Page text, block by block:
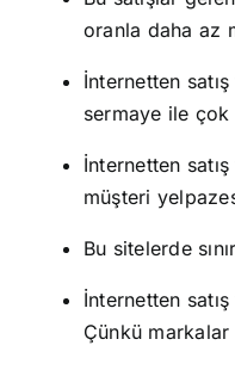
oranla daha az
İnternetten
sermaye ile
İnternetten
müşteri
Bu sitelerde
İnternetten
Çünkü markalar